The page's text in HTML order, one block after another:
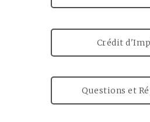
Crédit
Questions et